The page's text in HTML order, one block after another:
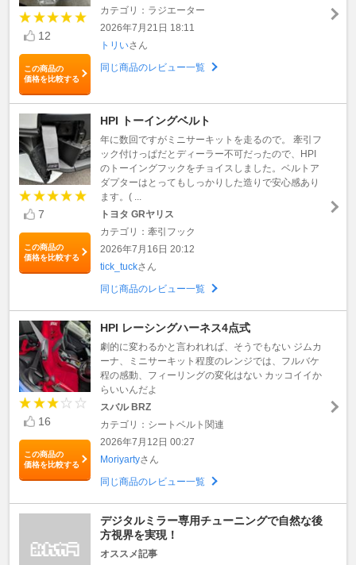
12
この商品の
価格を比較する
カテゴリ：ラジエーター
2026年7月21日 18:11
トリいさん
同じ商品のレビュー一覧
7
この商品の
価格を比較する
HPI トーイングベルト
年に数回ですがミニサーキットを走るので。 牽引フ
ック付けっぱだとディーラー不可だったので、HPI
のトーイングフックをチョイスしました。ベルトア
ダプターはとってもしっかりした造りで安心感あり
ます。( ...
トヨタ GRヤリス
カテゴリ：牽引フック
2026年7月16日 20:12
tick_tuckさん
同じ商品のレビュー一覧
16
この商品の
価格を比較する
HPI レーシングハーネス4点式
劇的に変わるかと言われれば、そうでもない ジムカ
ーナ、ミニサーキット程度のレンジでは、フルバケ
程の感動、フィーリングの変化はない カッコイイか
らいいんだよ
スバル BRZ
カテゴリ：シートベルト関連
2026年7月12日 00:27
Moriyartyさん
同じ商品のレビュー一覧
デジタルミラー専用チューニングで自然な後
方視界を実現！
オススメ記事